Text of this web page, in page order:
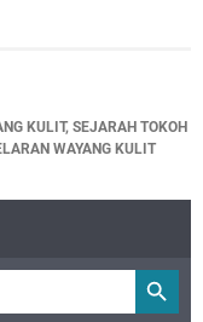
KULIT, SEJARAH TOKOH
WAYANG KULIT